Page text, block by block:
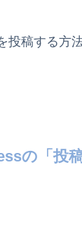
投稿する方
の「投